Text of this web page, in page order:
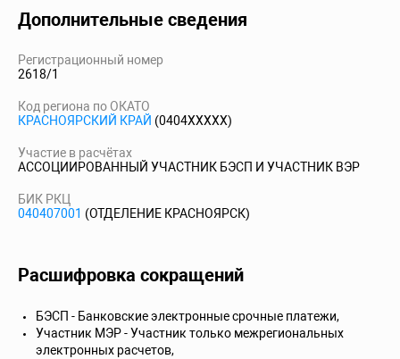
Дополнительные сведения
Регистрационный номер
2618/1
Код региона по ОКАТО
КРАСНОЯРСКИЙ КРАЙ (0404XXXXX)
Участие в расчётах
АССОЦИИРОВАННЫЙ УЧАСТНИК БЭСП И УЧАСТНИК ВЭР
БИК РКЦ
040407001 (ОТДЕЛЕНИЕ КРАСНОЯРСК)
Расшифровка сокращений
БЭСП - Банковские электронные срочные платежи,
Участник МЭР - Участник только межрегиональных
электронных расчетов,